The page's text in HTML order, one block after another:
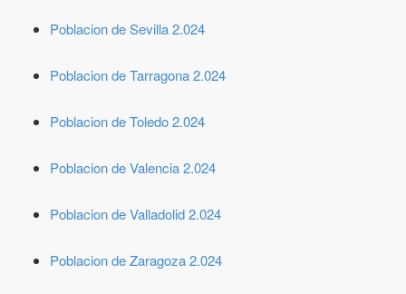
Poblacion de Sevilla 2.024
Poblacion de Tarragona 2.024
Poblacion de Toledo 2.024
Poblacion de Valencia 2.024
Poblacion de Valladolid 2.024
Poblacion de Zaragoza 2.024